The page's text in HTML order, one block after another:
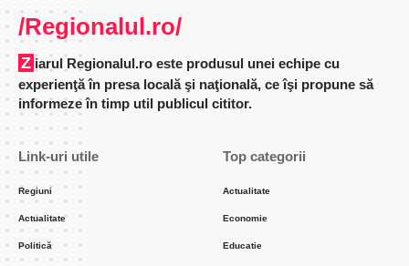
/Regionalul.ro/
Ziarul Regionalul.ro este produsul unei echipe cu
experienţă în presa locală şi naţională, ce îşi propune să
informeze în timp util publicul cititor.
Link-uri utile
Regiuni
Actualitate
Politică
Top categorii
Actualitate
Economie
Educatie